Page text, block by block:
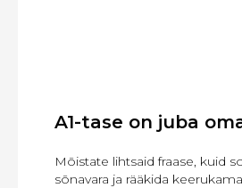
A1-tase on juba
Mõistate lihtsaid fraase, kuid
sõnavara ja rääkida